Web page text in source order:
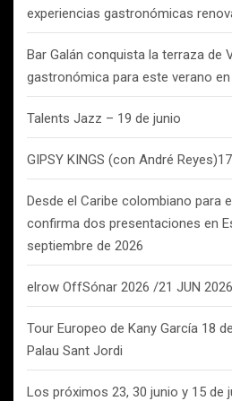
experiencias gastronómicas
Bar Galán conquista la terraza de
gastronómica para este verano
Talents Jazz – 19 de junio
GIPSY KINGS (con André
Desde el Caribe colombiano para
confirma dos presentaciones en
septiembre de 2026
elrow OffSónar 2026 /21 JUN 2026
Tour Europeo de Kany García 18
Palau Sant Jordi
Los próximos 23, 30 junio y 15 de